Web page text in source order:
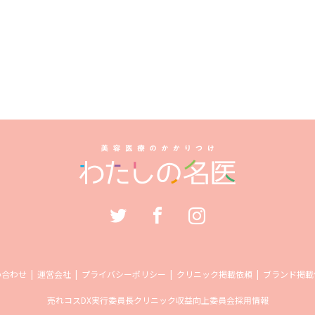
わせ 運営会社 プライバシーポリシー クリニック掲載依頼 ブランド掲
売れコスDX実行委員長クリニック収益向上委員会採用情報